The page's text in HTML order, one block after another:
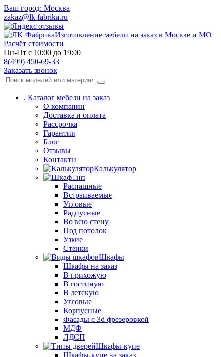
Ваш город: Москва
zakaz@lk-fabrika.ru
Изготовление мебели на заказ в Москве и МО
Расчёт стоимости
Пн-Пт с 10:00 до 19:00
8(499) 450-69-33
Заказать звонок
. Каталог мебели на заказ
О компании
Доставка и оплата
Рассрочка
Гарантии
Блог
Отзывы
Контакты
Калькулятор
Тип
Распашные
Встраиваемые
Угловые
Радиусные
Во всю стену
Под потолок
Узкие
Стенки
Шкафы
Шкафы на заказ
В прихожую
В гостиную
В детскую
Угловые
Корпусные
Фасады с 3d фрезеровкой
МДФ
ЛДСП
Шкафы-купе
Шкафы-купе на заказ